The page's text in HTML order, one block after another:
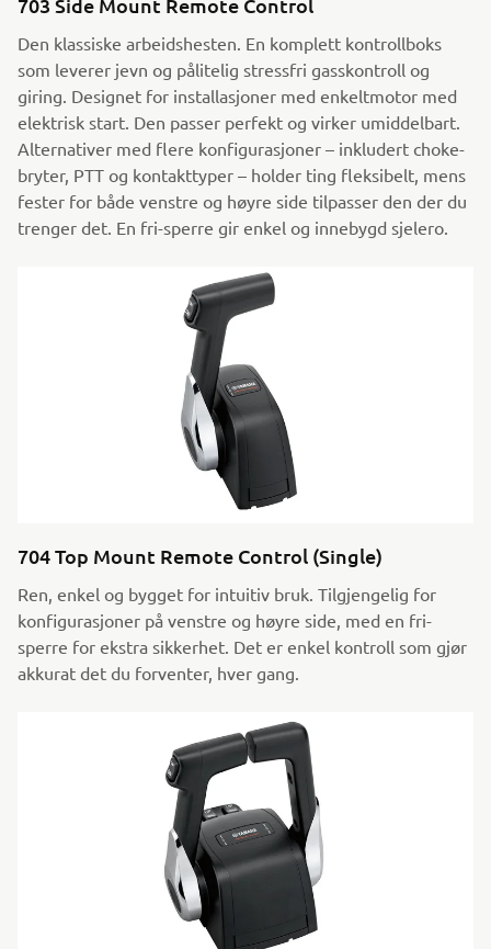
Den klassiske arbeidshesten. En komplett kontrollboks
som leverer jevn og pålitelig stressfri gasskontroll og
giring. Designet for installasjoner med enkeltmotor med
elektrisk start. Den passer perfekt og virker umiddelbart.
Alternativer med flere konfigurasjoner – inkludert choke-
bryter, PTT og kontakttyper – holder ting fleksibelt, mens
fester for både venstre og høyre side tilpasser den der du
trenger det. En fri-sperre gir enkel og innebygd sjelero.
704 Top Mount Remote Control (Single)
Ren, enkel og bygget for intuitiv bruk. Tilgjengelig for
konfigurasjoner på venstre og høyre side, med en fri-
sperre for ekstra sikkerhet. Det er enkel kontroll som gjør
akkurat det du forventer, hver gang.